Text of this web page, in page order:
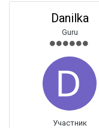
Danilka
Guru
Участник